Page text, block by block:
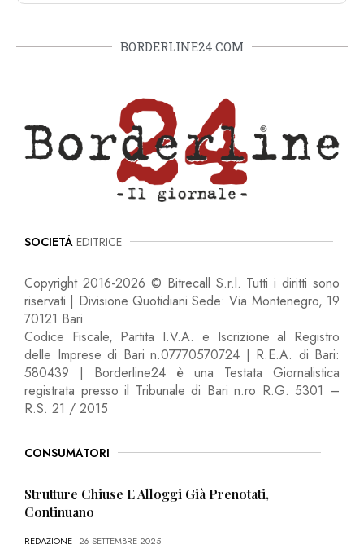
BORDERLINE24.COM
SOCIETÀ EDITRICE
Copyright 2016-2026 © Bitrecall S.r.l. Tutti i diritti sono
riservati | Divisione Quotidiani Sede: Via Montenegro, 19
70121 Bari
Codice Fiscale, Partita I.V.A. e Iscrizione al Registro
delle Imprese di Bari n.07770570724 | R.E.A. di Bari:
580439 | Borderline24 è una Testata Giornalistica
registrata presso il Tribunale di Bari n.ro R.G. 5301 –
R.S. 21 / 2015
CONSUMATORI
Strutture Chiuse E Alloggi Già Prenotati,
Continuano
REDAZIONE- 26 SETTEMBRE 2025